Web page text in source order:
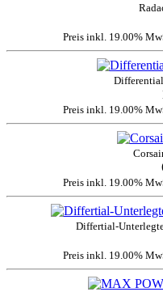
Preis inkl. 19.00%
Preis inkl. 19.00%
Preis inkl. 19.00%
Differtial-
Preis inkl. 19.00%